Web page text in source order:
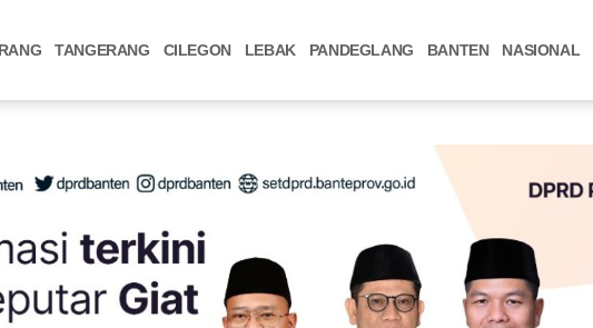
TANGERANG CILEGON LEBAK PANDEGLANG BANTEN NASIONAL